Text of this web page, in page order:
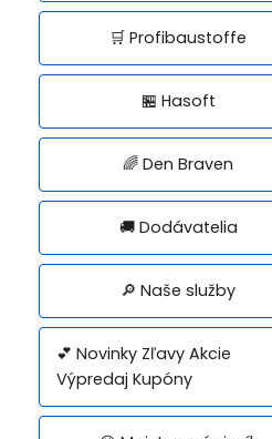
🛒 Profibaustoffe
🏪 Hasoft
🌈 Den Braven
🚚 Dodávatelia
🔎 Naše služby
💕 Novinky Zľavy Akcie
Výpredaj Kupóny